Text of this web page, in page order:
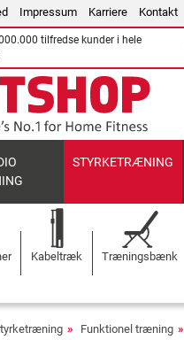
Impressum Karriere Kontakt
tilfredse kunder i hele
STYRKETRÆNING
Kabeltræk Træningsbænk
Funktionel træning